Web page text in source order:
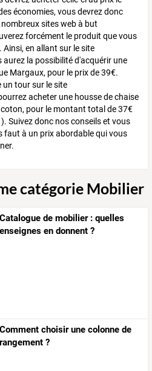
économies, vous devrez donc
sites web à but
forcément le produit que vous
en allant sur le site
la possibilité d'acquérir une
Margaux, pour le prix de 39€.
un tour sur le site
acheter une housse de chaise
pour le montant total de 37€
Suivez donc nos conseils et vous
faut à un prix abordable qui vous
catégorie Mobilier
Catalogue de mobilier : quelles
enseignes en donnent ?
Comment choisir une colonne de
rangement ?